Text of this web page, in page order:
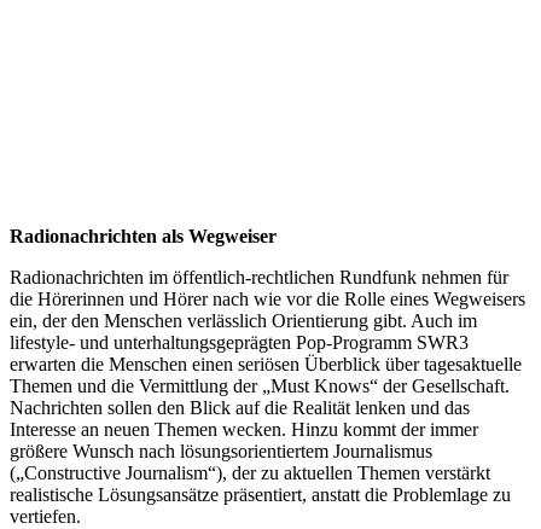
Radionachrichten als Wegweiser
Radionachrichten im öffentlich-rechtlichen Rundfunk nehmen für
die Hörerinnen und Hörer nach wie vor die Rolle eines Wegweisers
ein, der den Menschen verlässlich Orientierung gibt. Auch im
lifestyle- und unterhaltungsgeprägten Pop-Programm SWR3
erwarten die Menschen einen seriösen Überblick über tagesaktuelle
Themen und die Vermittlung der „Must Knows“ der Gesellschaft.
Nachrichten sollen den Blick auf die Realität lenken und das
Interesse an neuen Themen wecken. Hinzu kommt der immer
größere Wunsch nach lösungsorientiertem Journalismus
(„Constructive Journalism“), der zu aktuellen Themen verstärkt
realistische Lösungsansätze präsentiert, anstatt die Problemlage zu
vertiefen.